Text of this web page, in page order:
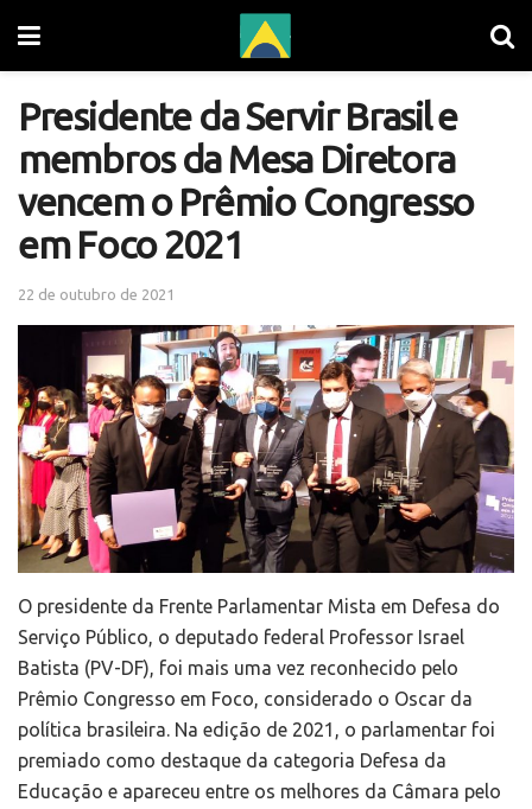
Presidente da Servir Brasil e
membros da Mesa Diretora
vencem o Prêmio Congresso
em Foco 2021
22 de outubro de 2021
O presidente da Frente Parlamentar Mista em Defesa do
Serviço Público, o deputado federal Professor Israel
Batista (PV-DF), foi mais uma vez reconhecido pelo
Prêmio Congresso em Foco, considerado o Oscar da
política brasileira. Na edição de 2021, o parlamentar foi
premiado como destaque da categoria Defesa da
Educação e apareceu entre os melhores da Câmara pelo